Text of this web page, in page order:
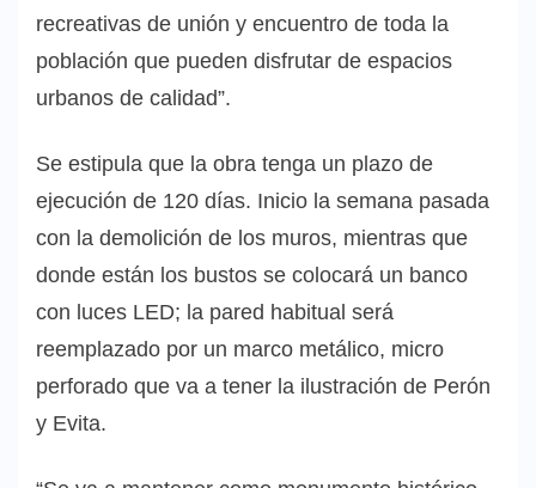
recreativas de unión y encuentro de toda la
población que pueden disfrutar de espacios
urbanos de calidad”.
Se estipula que la obra tenga un plazo de
ejecución de 120 días. Inicio la semana pasada
con la demolición de los muros, mientras que
donde están los bustos se colocará un banco
con luces LED; la pared habitual será
reemplazado por un marco metálico, micro
perforado que va a tener la ilustración de Perón
y Evita.